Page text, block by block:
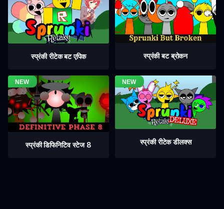
स्प्रंकी रीटेक बट एपिक स्प्रंकी बट ब्रोकन
स्प्रंकी डिफिनिटिव स्टेज 8 स्प्रंकी रीटेक डीलक्स